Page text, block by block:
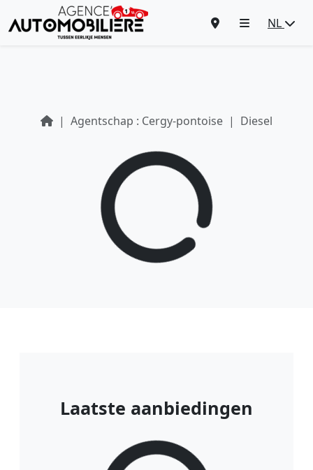
NL
Agentschap : Cergy-pontoise Diesel
Laatste aanbiedingen